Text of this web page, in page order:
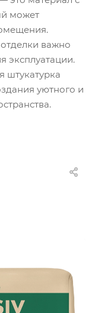
может
важно
эксплуатации.
штукатурка
уютного и